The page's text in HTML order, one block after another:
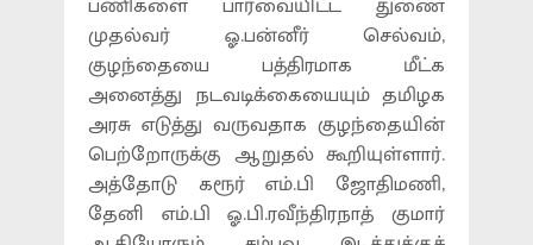
முதல்வர் ஓ.பன்னீர் செல்வம்,
குழந்தையை பத்திரமாக மீட்க
அனைத்து நடவடிக்கையையும் தமிழக
அரசு எடுத்து வருவதாக குழந்தையின்
பெற்றோருக்கு ஆறுதல் கூறியுள்ளார்.
அத்தோடு கரூர் எம்.பி ஜோதிமணி,
தேனி எம்.பி ஓ.பி.ரவீந்திரநாத் குமார்